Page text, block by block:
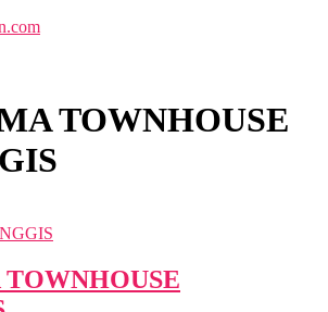
TOWNHOUSE